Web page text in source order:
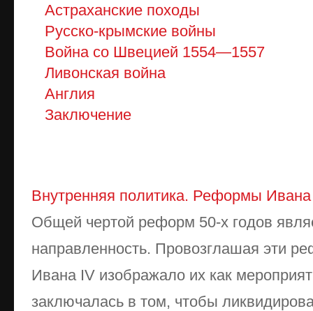
Астраханские походы
Русско-крымские войны
Война со Швецией 1554—1557
Ливонская война
Англия
Заключение
Внутренняя политика. Реформы
Общей чертой реформ 50-х годов
направленность. Провозглашая эти
Ивана IV изображало их как
заключалась в том, чтобы